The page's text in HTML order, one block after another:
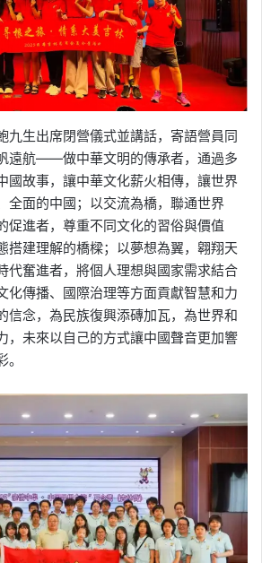
九生出席閉營儀式並講話，寄語營員同
遠航——做中華文明的傳承者，通過多
國故事，讓中華文化薪火相傳，讓世界
全面的中國；以交流為橋，聯通世界
進者，尊重不同文化的習俗與價值
搭建理解的橋樑；以夢想為翼，翱翔天
奮進者，將個人理想與國家需求結合
化傳播、國際治理等方面貢獻智慧和力
信念，為民族復興添磚加瓦，為世界和
，未來以自己的方式讓中國聲音更加響